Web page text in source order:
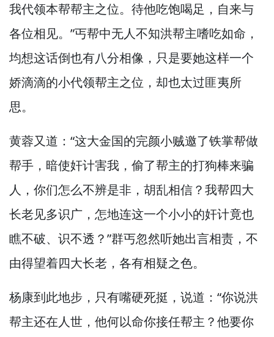
我代领本帮帮主之位。 待他吃饱喝足， 自来与
各位相见。”丐帮中无人不知洪帮主嗜吃如命，
均想这话倒也有八分相像， 只是要她这样一个
娇滴滴的小代领帮主之位， 却也太过匪夷所
思。
黄蓉又道：“这大金国的完颜小贼邀了铁掌帮做
帮手， 暗使奸计害我， 偷了帮主的打狗棒来骗
人， 你们怎么不辨是非， 胡乱相信？我帮四大
长老见多识广， 怎地连这一个小小的奸计竟也
瞧不破、识不透？”群丐忽然听她出言相责， 不
由得望着四大长老， 各有相疑之色。
杨康到此地步， 只有嘴硬死挺， 说道：“你说洪
帮主还在人世， 他何以命你接任帮主？他要你